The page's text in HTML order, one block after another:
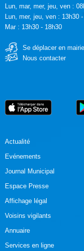
Lun, mar, mer, jeu, ven :
Lun, mer, jeu, ven : 13h30
Mar : 13h30 - 18h30
Se déplacer en mairie
Nous contacter
Actualité
Evénements
Journal Municipal
Espace Presse
Affichage légal
Voisins vigilants
Annuaire
Services en ligne